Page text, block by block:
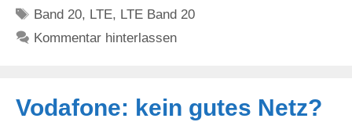
Schlagwörter
Band 20, LTE, LTE Band 20
Kommentar hinterlassen
Vodafone: kein gutes Netz?